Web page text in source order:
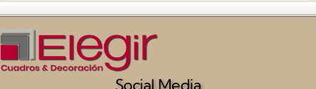
Social Media